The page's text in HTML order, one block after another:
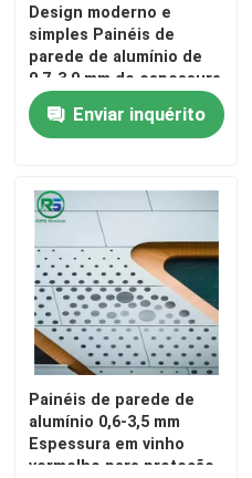
Design moderno e
simples Painéis de
parede de alumínio de
0,7-3,0 mm de espessura
para decoração popular
Enviar inquérito
Painéis de parede de
alumínio 0,6-3,5 mm
Espessura em vinho
vermelho para proteção